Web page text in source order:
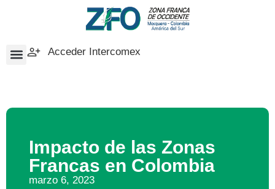
Acceder Intercomex
Impacto de las Zonas
Francas en Colombia
marzo 6, 2023